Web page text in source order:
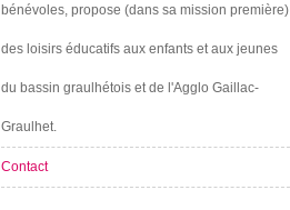
bénévoles, propose (dans sa mission première)
des loisirs éducatifs aux enfants et aux jeunes
du bassin graulhétois et de l'Agglo Gaillac-
Graulhet.
Contact